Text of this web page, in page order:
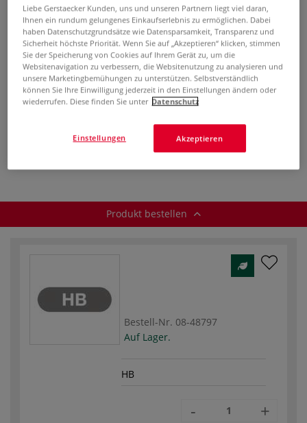
-70%
1 Farben
Goldfaber Aqua
Aquarellstift,
Pastelltöne, 12er
Goldfaber Aqua
Dual Marker 18er-
Set
Produkt bestellen
Bestell-Nr. 08-48797
Auf Lager.
HB
- +
Liebe Gerstaecker Kunden, uns und unseren Partnern liegt viel daran,
Ihnen ein rundum gelungenes Einkaufserlebnis zu ermöglichen. Dabei
haben Datenschutzgrundsätze wie Datensparsamkeit, Transparenz und
Sicherheit höchste Priorität. Wenn Sie auf „Akzeptieren“ klicken, stimmen
Sie der Speicherung von Cookies auf Ihrem Gerät zu, um die
Websitenavigation zu verbessern, die Websitenutzung zu analysieren und
unsere Marketingbemühungen zu unterstützen. Selbstverständlich
können Sie Ihre Einwilligung jederzeit in den Einstellungen ändern oder
wiederrufen. Diese finden Sie unter Datenschutz
Akzeptieren
Einstellungen